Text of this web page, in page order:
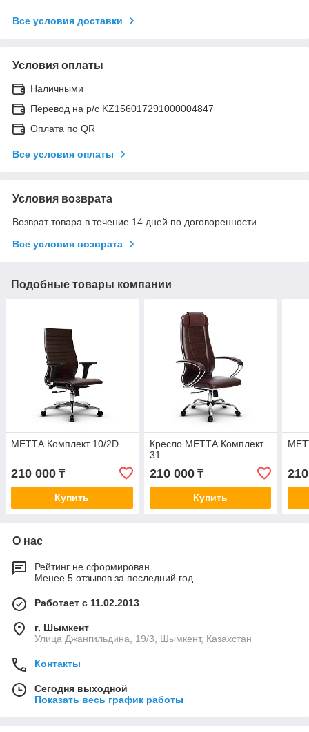
Все условия доставки
Условия оплаты
Наличными
Перевод на р/с KZ156017291000004847
Оплата по QR
Все условия оплаты
Условия возврата
Возврат товара в течение 14 дней по договоренности
Все условия возврата
Подобные товары компании
МЕТТА Комплект 10/2D
210 000 ₸
Купить
Кресло МЕТТА Комплект
31
210 000₸
Купить
О нас
Рейтинг не сформирован
Менее 5 отзывов за последний год
Работает с 11.02.2013
г. Шымкент
Улица Джангильдина, 19/3, Шымкент, Казахстан
Контакты
Сегодня выходной
Показать весь график работы